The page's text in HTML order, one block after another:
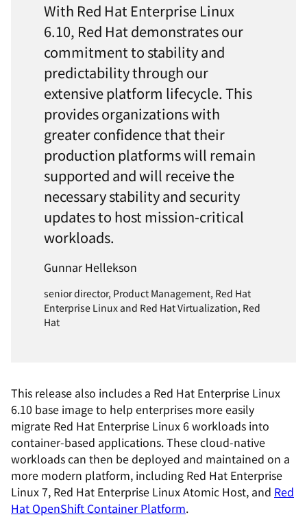
With Red Hat Enterprise Linux
6.10, Red Hat demonstrates our
commitment to stability and
predictability through our
extensive platform lifecycle. This
provides organizations with
greater confidence that their
production platforms will remain
supported and will receive the
necessary stability and security
updates to host mission-critical
workloads.
Gunnar Hellekson
senior director, Product Management, Red Hat
Enterprise Linux and Red Hat Virtualization, Red
Hat
This release also includes a Red Hat Enterprise Linux
6.10 base image to help enterprises more easily
migrate Red Hat Enterprise Linux 6 workloads into
container-based applications. These cloud-native
workloads can then be deployed and maintained on a
more modern platform, including Red Hat Enterprise
Linux 7, Red Hat Enterprise Linux Atomic Host, and Red
Hat OpenShift Container Platform.